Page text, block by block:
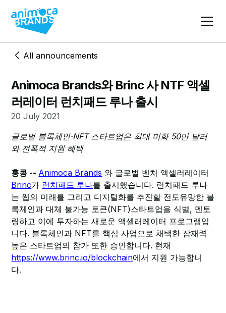
All announcements
Animoca Brands와 Brinc 사 NTF 액셀
러레이터 런치패드 루나 출시
20 July 2021
글로벌 블록체인·NFT 스타트업은 최대 미화 50만 달러
와 전폭적 지원 혜택
홍콩 -- Animoca Brands 와 글로벌 벤처 액셀러레이터
Brinc가 런치패드 루나를 출시했습니다. 런치패드 루나
는 웹의 미래를 그리고 디지털화를 추진할 전도유망한 블
록체인과 대체 불가능 토큰(NFT)스타트업을 식별, 멘토
링하고 이에 투자하는 새로운 액셀러레이터 프로그램입
니다. 블록체인과 NFT를 핵심 사업으로 채택한 잠재력
높은 스타트업의 참가 또한 승인합니다. 현재
https://www.brinc.io/blockchain에서 지원 가능합니
다.